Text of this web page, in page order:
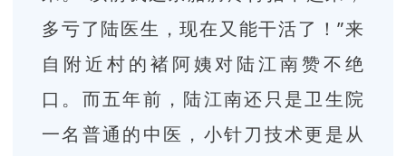
多亏了陆医生，现在又能干活了！”来
自附近村的褚阿姨对陆江南赞不绝
口。 而五年前，陆江南还只是卫生院
一名普通的中医，小针刀技术更是从